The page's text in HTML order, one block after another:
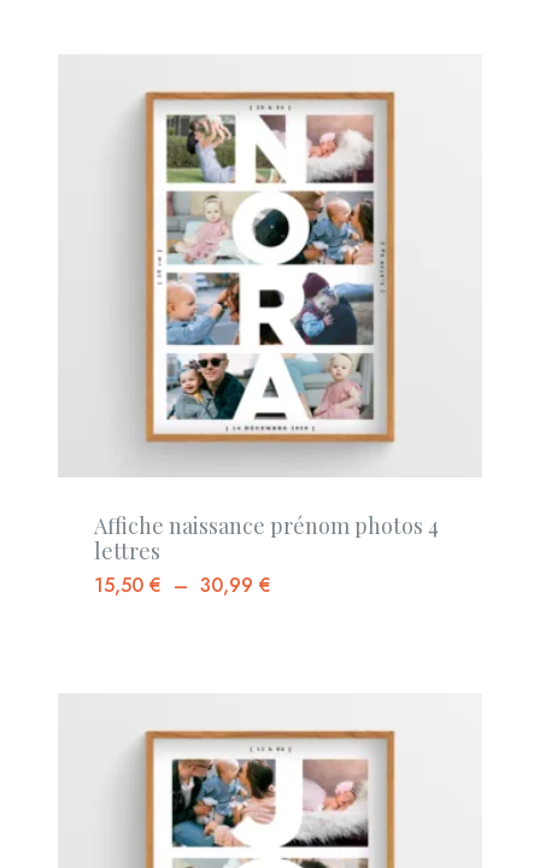
Affiche naissance prénom photos 4
lettres
15,50€ – 30,99€